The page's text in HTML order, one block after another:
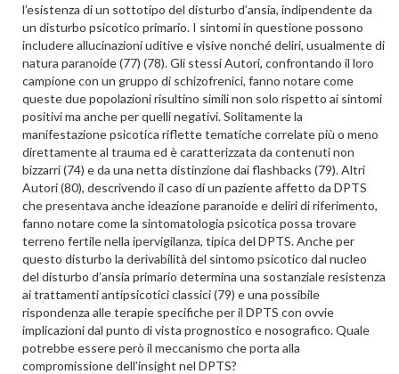
l’esistenza di un sottotipo del disturbo d’ansia, indipendente da
un disturbo psicotico primario. I sintomi in questione possono
includere allucinazioni uditive e visive nonché deliri, usualmente di
natura paranoide (77) (78). Gli stessi Autori, confrontando il loro
campione con un gruppo di schizofrenici, fanno notare come
queste due popolazioni risultino simili non solo rispetto ai sintomi
positivi ma anche per quelli negativi. Solitamente la
manifestazione psicotica riflette tematiche correlate più o meno
direttamente al trauma ed è caratterizzata da contenuti non
bizzarri (74) e da una netta distinzione dai flashbacks (79). Altri
Autori (80), descrivendo il caso di un paziente affetto da DPTS
che presentava anche ideazione paranoide e deliri di riferimento,
fanno notare come la sintomatologia psicotica possa trovare
terreno fertile nella ipervigilanza, tipica del DPTS. Anche per
questo disturbo la derivabilità del sintomo psicotico dal nucleo
del disturbo d’ansia primario determina una sostanziale resistenza
ai trattamenti antipsicotici classici (79) e una possibile
rispondenza alle terapie specifiche per il DPTS con ovvie
implicazioni dal punto di vista prognostico e nosografico. Quale
potrebbe essere però il meccanismo che porta alla
compromissione dell’insight nel DPTS?